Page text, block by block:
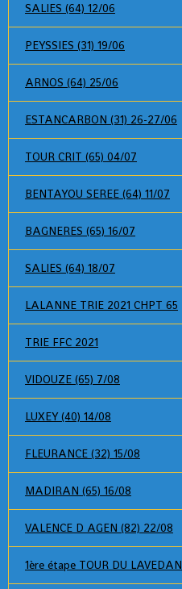
SALIES (64) 12/06
PEYSSIES (31) 19/06
ARNOS (64) 25/06
ESTANCARBON (31) 26-27/06
TOUR CRIT (65) 04/07
BENTAYOU SEREE (64) 11/07
BAGNERES (65) 16/07
SALIES (64) 18/07
LALANNE TRIE 2021 CHPT 65
TRIE FFC 2021
VIDOUZE (65) 7/08
LUXEY (40) 14/08
FLEURANCE (32) 15/08
MADIRAN (65) 16/08
VALENCE D AGEN (82) 22/08
1ère étape TOUR DU LAVEDAN